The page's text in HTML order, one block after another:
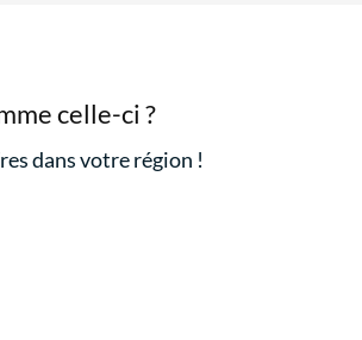
celle-ci ?
dans votre région !